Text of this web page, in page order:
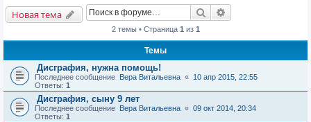
Новая тема Поиск
2 темы • Страница 1 из 1
Темы
Дисграфия, нужна помощь!
Последнее сообщение Вера Витальевна « 10 апр 2015, 22:55
Ответы: 1
Дисграфия, сыну 9 лет
Последнее сообщение Вера Витальевна « 09 окт 2014, 20:34
Ответы: 1